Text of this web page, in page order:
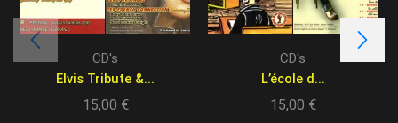
CD's
Elvis Tribute &...
15,00 €
CD's
L’école d...
15,00 €